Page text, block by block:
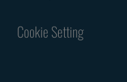
Cookie Setting